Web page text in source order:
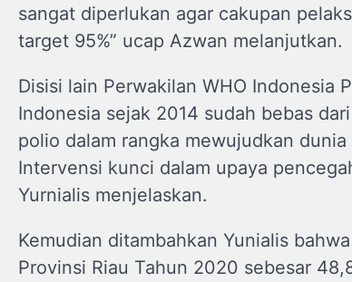
sangat diperlukan agar cakupan
target 95%” ucap Azwan melanjutkan.
Disisi lain Perwakilan WHO Indonesia
Indonesia sejak 2014 sudah bebas
polio dalam rangka mewujudkan
Intervensi kunci dalam upaya
Yurnialis menjelaskan.
Kemudian ditambahkan Yunialis
Provinsi Riau Tahun 2020 sebesar